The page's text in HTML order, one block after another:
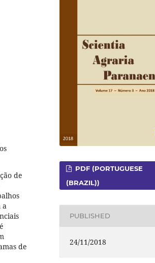
de
a
de
PDF (PORTUGUESE
(BRAZIL))
PUBLISHED
24/11/2018